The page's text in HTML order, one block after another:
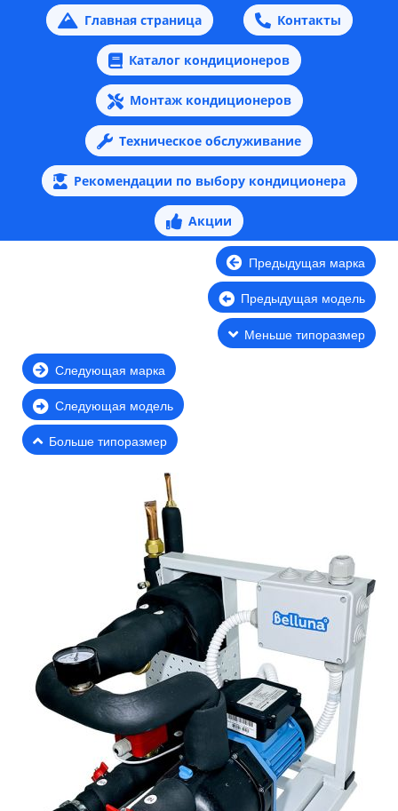
Главная страница Контакты
Каталог кондиционеров
Монтаж кондиционеров
Техническое обслуживание
Рекомендации по выбору кондиционера
Акции
Предыдущая марка
Предыдущая модель
Меньше типоразмер
Следующая марка
Следующая модель
Больше типоразмер